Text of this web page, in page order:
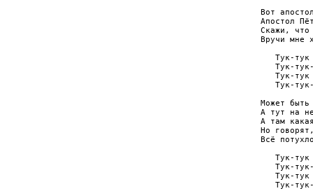
Вот
Апостол
Скажи, что
Вручи мне
Тук-тук
Тук-
Тук-тук
Тук-
Может
А тут на
А там
Но
Всё
Тук-тук
Тук-
Тук-тук
Тук-